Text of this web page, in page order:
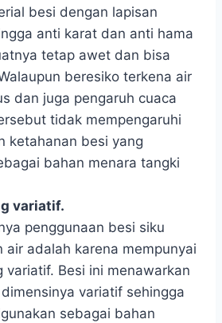
besi dengan lapisan
anti karat dan anti hama
tetap awet dan bisa
beresiko terkena air
dan juga pengaruh cuaca
tidak mempengaruhi
ketahanan besi yang
bahan menara tangki
variatif.
penggunaan besi siku
air adalah karena mempunyai
variatif. Besi ini menawarkan
variatif sehingga
sebagai bahan